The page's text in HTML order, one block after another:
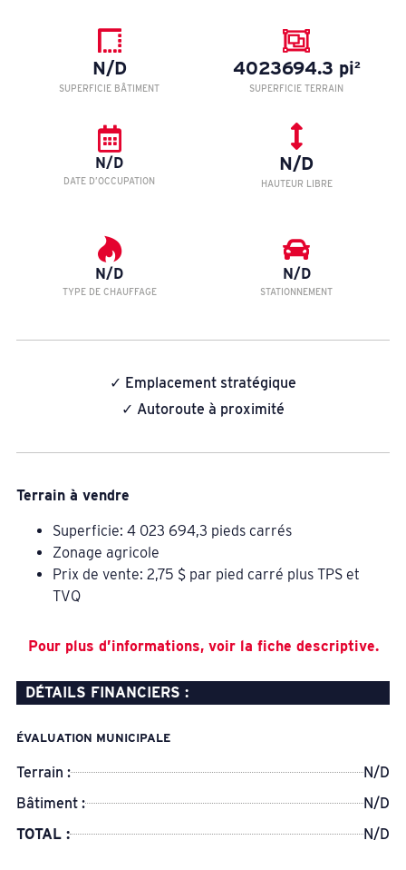
N/D
SUPERFICIE BÂTIMENT
4023694.3 pi²
SUPERFICIE TERRAIN
N/D
DATE D’OCCUPATION
N/D
HAUTEUR LIBRE
N/D
TYPE DE CHAUFFAGE
N/D
STATIONNEMENT
✓ Emplacement stratégique
✓ Autoroute à proximité
Terrain à vendre
Superficie: 4 023 694,3 pieds carrés
Zonage agricole
Prix de vente: 2,75 $ par pied carré plus TPS et
TVQ
Pour plus d’informations, voir la fiche descriptive.
DÉTAILS FINANCIERS :
ÉVALUATION MUNICIPALE
Terrain :
N/D
Bâtiment :
N/D
TOTAL :
N/D